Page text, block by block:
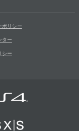
ポリシー
ター
シー